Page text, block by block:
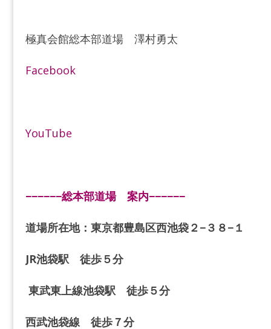
極真会館総本部道場 澤村勇太
Facebook
YouTube
−−−−−−総本部道場 案内−−−−−−
道場所在地：東京都豊島区西池袋２−３８−１
JR池袋駅 徒歩５分
東武東上線池袋駅 徒歩５分
西武池袋線 徒歩７分